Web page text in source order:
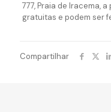
777, Praia de Iracema,
gratuitas e podem ser
Compartilhar